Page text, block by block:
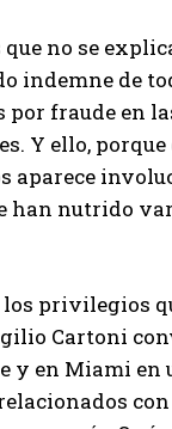
no se
indemne de
fraude en
Y ello, porque
aparece
han nutrido
los privilegios
Cartoni
y en Miami en